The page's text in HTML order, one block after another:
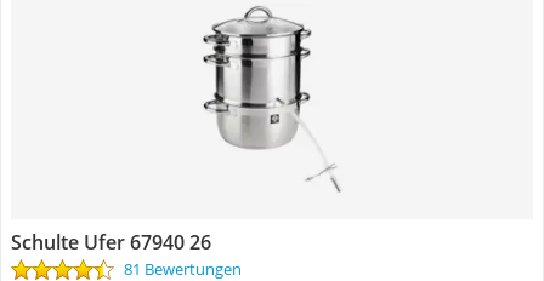
Schulte Ufer 67940 26
81 Bewertungen